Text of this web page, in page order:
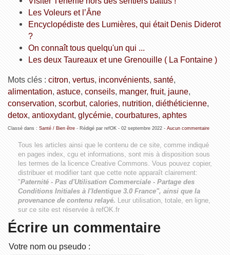
Les Voleurs et l’Âne
Encyclopédiste des Lumières, qui était Denis Diderot
?
On connaît tous quelqu'un qui ...
Les deux Taureaux et une Grenouille ( La Fontaine )
Mots clés : citron, vertus, inconvénients, santé,
alimentation, astuce, conseils, manger, fruit, jaune,
conservation, scorbut, calories, nutrition, diéthéticienne,
detox, antioxydant, glycémie, courbatures, aphtes
Classé dans : Santé / Bien être- Rédigé par refOK - 02 septembre 2022- Aucun commentaire
Tous les articles ainsi que le contenu de ce site, comme indiqué
en pages index, cgu et informations, sont mis à disposition sous
les termes de la licence Creative Commons . Vous pouvez copier,
distribuer et modifier tant que cette note apparaît clairement:
"Paternité - Pas d'Utilisation Commerciale - Partage des
Conditions Initiales à l'Identique 3.0 France", ainsi que la
provenance de contenu relayé.
Leur utilisation, totale, en ligne,
sur ce site est réservée à refOK.fr
Écrire un commentaire
Votre nom ou pseudo :